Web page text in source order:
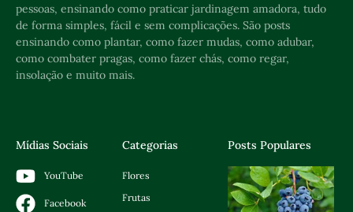
pessoas, ensinando como praticar jardinagem amadora, tudo
de forma simples, fácil e sem complicações. São posts
ensinando como plantar, como fazer mudas, como adubar,
como combater pragas, como fazer chás, como regar,
insolação e muito mais.
Mídias Sociais
YouTube
Facebook
Categorias
Flores
Frutas
Posts Populares